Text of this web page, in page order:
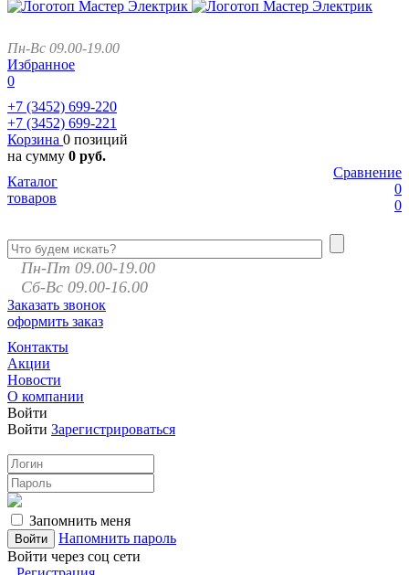
Пн-Вс 09.00-19.00
Избранное
0
+7 (3452) 699-220
+7 (3452) 699-221
Корзина 0 позиций
на сумму 0 руб.
Сравнение
0
0
Каталог
товаров
Пн-Пт 09.00-19.00
Сб-Вс 09.00-16.00
Заказать звонок
оформить заказ
Контакты
Акции
Новости
О компании
Войти
Войти Зарегистрироваться
Запомнить меня
Напомнить пароль
Войти через соц сети